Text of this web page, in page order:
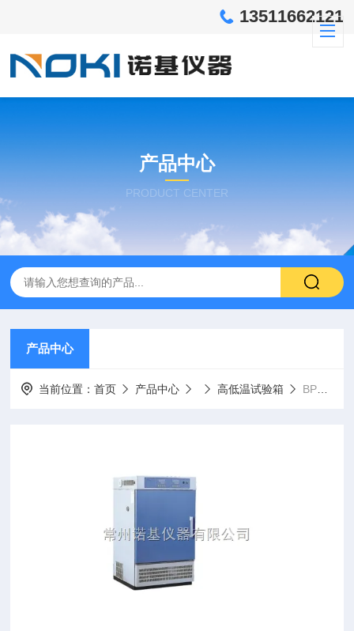
13511662121
产品中心
PRODUCT CENTER
产品中心
当前位置：首页 产品中心 高低温试验箱 BPH-250B高低温交变湿热试验箱BPH-250B价格/参数/规格